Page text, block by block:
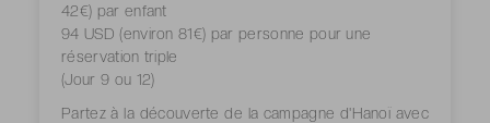
42€) par enfant
94 USD (environ 81€) par personne pour une
réservation triple
(Jour 9 ou 12)
Partez à la découverte de la campagne d'Hanoï avec